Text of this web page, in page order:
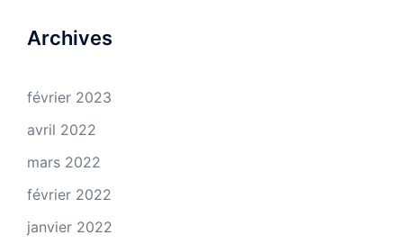
Archives
février 2023
avril 2022
mars 2022
février 2022
janvier 2022